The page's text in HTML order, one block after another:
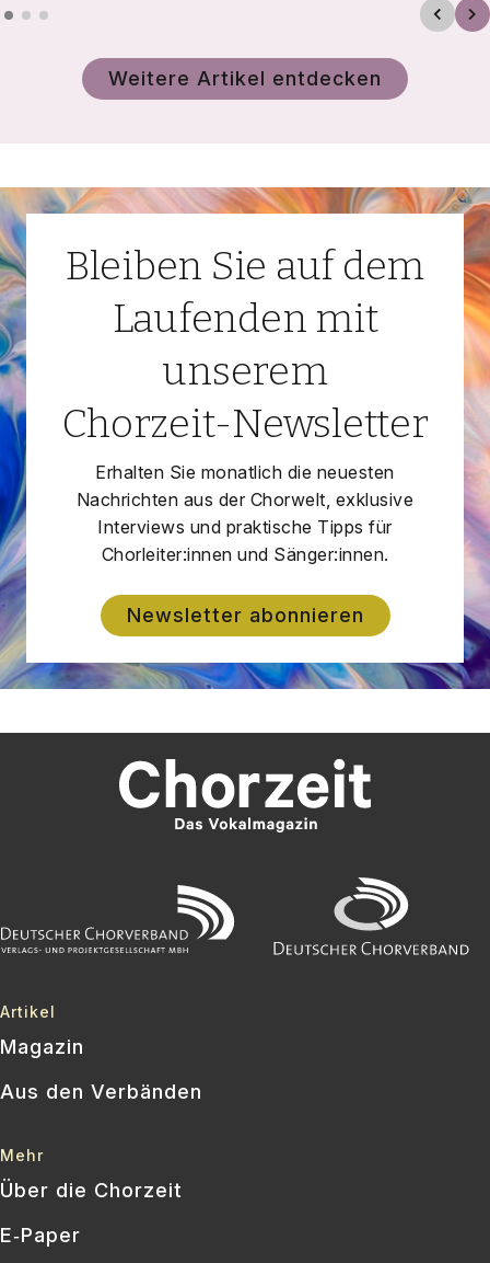
Weitere Artikel entdecken
Bleiben Sie auf dem
Laufenden mit
unserem
Chorzeit-Newsletter
Erhalten Sie monatlich die neuesten
Nachrichten aus der Chorwelt, exklusive
Interviews und praktische Tipps für
Chorleiter:innen und Sänger:innen.
Newsletter abonnieren
Artikel
Magazin
Aus den Verbänden
Mehr
Über die Chorzeit
E‑Paper